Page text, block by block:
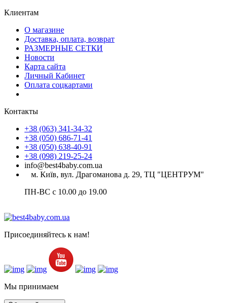
Клиентам
О магазине
Доставка, оплата, возврат
РАЗМЕРНЫЕ СЕТКИ
Новости
Карта сайта
Личный Кабинет
Оплата соцкартами
Контакты
+38 (063) 341-34-32
+38 (050) 686-71-41
+38 (050) 638-40-91
+38 (098) 219-25-24
info@best4baby.com.ua
м. Київ, вул. Драгоманова д. 29, ТЦ "ЦЕНТРУМ"
ПН-ВС с 10.00 до 19.00
Присоединяйтесь к нам!
Мы принимаем